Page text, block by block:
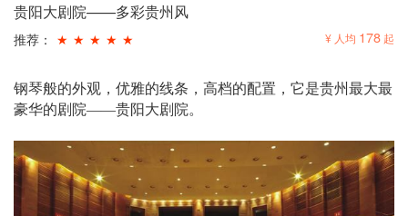
贵阳大剧院——多彩贵州风
推荐： ★ ★ ★ ★ ★ ¥ 人均 178 起
钢琴般的外观，优雅的线条，高档的配置，它是贵州最大最
豪华的剧院——贵阳大剧院。